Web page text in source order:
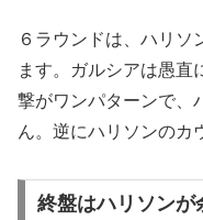
６ラウンドは、ハリソ
ます。ガルシアは愚直
撃がワンパターンで、
ん。逆にハリソンのカ
終盤はハリソンが